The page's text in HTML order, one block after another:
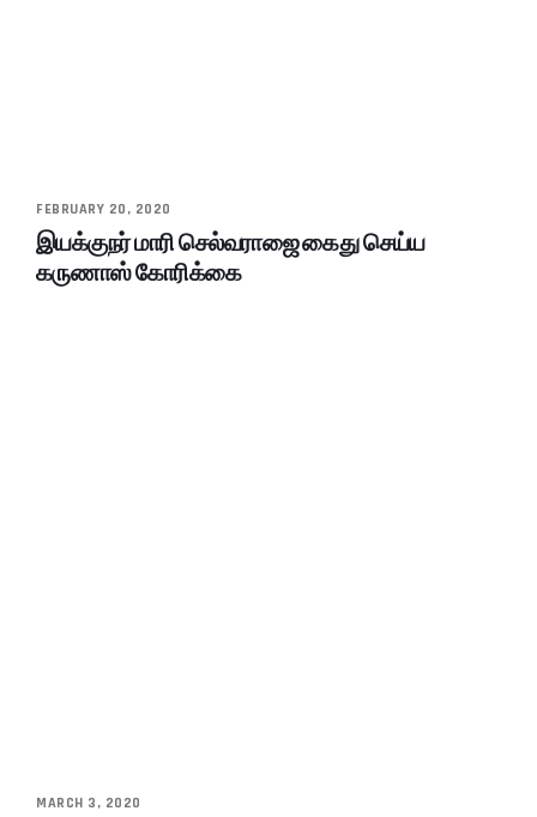
FEBRUARY 20, 2020
இயக்குநர் மாரி செல்வராஜை கைது செய்ய
கருணாஸ் கோரிக்கை
MARCH 3, 2020